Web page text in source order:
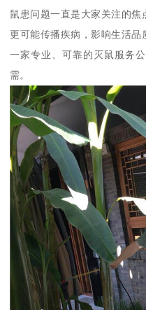
鼠患问题一直是大家关注的焦
更可能传播疾病，影响生活品
一家专业、可靠的灭鼠服务
需。